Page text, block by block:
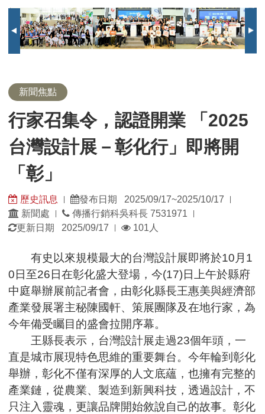
台
設
彰
行」
將
「彰」
新聞焦點
行家召集令，認證開業 「2025
台灣設計展－彰化行」即將開
「彰」
歷史訊息 | 發布日期 2025/09/17~2025/10/17 |
發
佈
位：
新聞處 |
發
佈
期：
傳播行銷科吳科長 7531971 |
更新日期 2025/09/17 |
瀏
人
數：
101人
有史以來規模最大的台灣設計展即將於10月1
0日至26日在彰化盛大登場，今(17)日上午於縣府
中庭舉辦展前記者會，由彰化縣長王惠美與經濟部
產業發展署主秘陳國軒、策展團隊及在地行家，為
今年備受矚目的盛會拉開序幕。
王縣長表示，台灣設計展走過23個年頭，一
直是城市展現特色思維的重要舞台。今年輪到彰化
舉辦，彰化不僅有深厚的人文底蘊，也擁有完整的
產業鏈，從農業、製造到新興科技，透過設計，不
只注入靈魂，更讓品牌開始敘說自己的故事。彰化